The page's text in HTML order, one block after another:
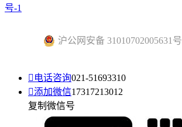
号-1
沪公网安备 31010702005631号
 电话咨询021-51693310
添加微信17317213012
复制微信号